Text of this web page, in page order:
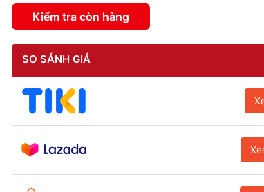
Kiểm tra còn hàng
SO SÁNH GIÁ